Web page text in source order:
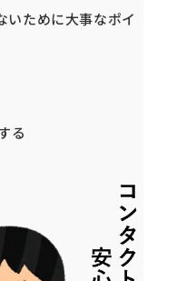
いために大事なポイ
る